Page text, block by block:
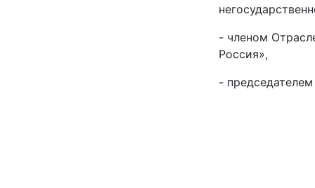
- членом
Россия»,
-